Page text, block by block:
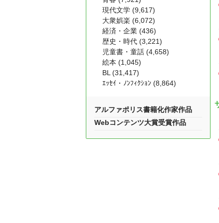
現代文学 (9,617)
大衆娯楽 (6,072)
経済・企業 (436)
歴史・時代 (3,221)
児童書・童話 (4,658)
絵本 (1,045)
BL (31,417)
ｴｯｾｲ・ﾉﾝﾌｨｸｼｮﾝ (8,864)
アルファポリス書籍化作家作品
Webコンテンツ大賞受賞作品